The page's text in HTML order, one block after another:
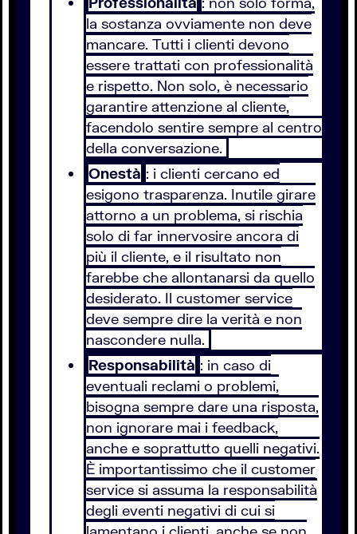
la sostanza ovviamente non deve
mancare. Tutti i clienti devono
essere trattati con professionalità
e rispetto. Non solo, è necessario
garantire attenzione al cliente,
facendolo sentire sempre al centro
della conversazione.
Onestà : i clienti cercano ed
esigono trasparenza. Inutile girare
attorno a un problema, si rischia
solo di far innervosire ancora di
più il cliente, e il risultato non
farebbe che allontanarsi da quello
desiderato. Il customer service
deve sempre dire la verità e non
nascondere nulla.
Responsabilità : in caso di
eventuali reclami o problemi,
bisogna sempre dare una risposta,
non ignorare mai i feedback,
anche e soprattutto quelli negativi.
È importantissimo che il customer
service si assuma la responsabilità
degli eventi negativi di cui si